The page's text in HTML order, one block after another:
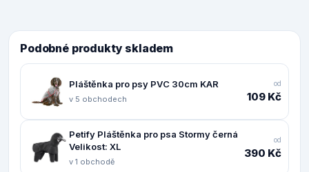
Podobné produkty skladem
Pláštěnka pro psy PVC 30cm KAR
v 5 obchodech
od
109 Kč
Petify Pláštěnka pro psa Stormy černá
Velikost: XL
v 1 obchodě
od
390 Kč